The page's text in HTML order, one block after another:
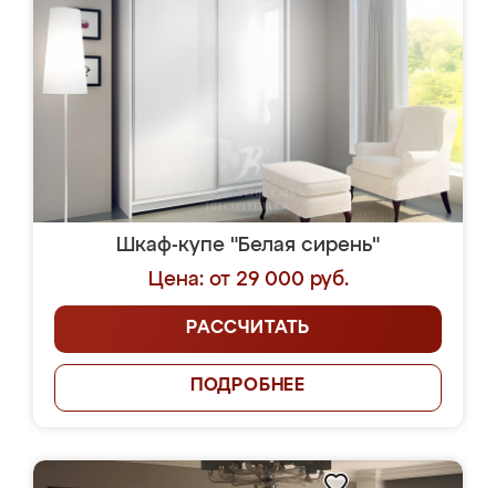
Шкаф-купе "Белая сирень"
Цена: от 29 000 руб.
РАССЧИТАТЬ
ПОДРОБНЕЕ